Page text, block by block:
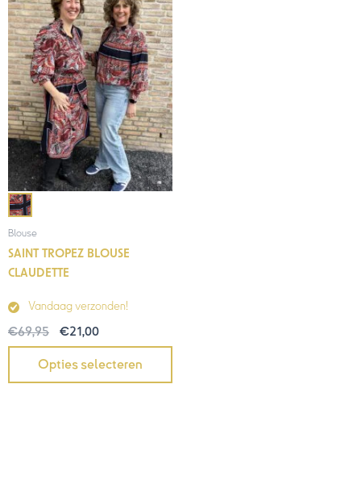
Blouse
SAINT TROPEZ BLOUSE
CLAUDETTE
Vandaag verzonden!
€69,95
was:
€69,95.
€21,00
is:
€21,00.
Opties selecteren